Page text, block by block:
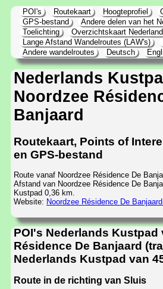
POI's Routekaart Hoogteprofiel
GPS-bestand
Andere delen van het
Toelichting
Overzichtskaart
Lange Afstand Wandelroutes (LAW's)
Andere wandelroutes
Deutsch
Nederlands
Noordzee
Banjaard
Routekaart, Points of
en GPS-bestand
Route vanaf Noordzee Résidence De
Afstand van Noordzee Résidence De
Kustpad 0,36 km.
Website: Noordzee Résidence De
POI's Nederlands Kustpad
Résidence De Banjaard
Nederlands Kustpad van
Route in de richting van Sluis